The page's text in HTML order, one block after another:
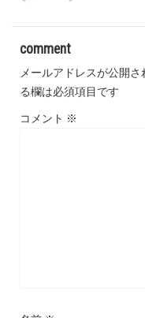
comment
メールアドレスが公開さ
る欄は必須項目です
コメント ※